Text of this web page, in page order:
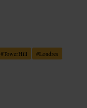
#TowerHill #Londres